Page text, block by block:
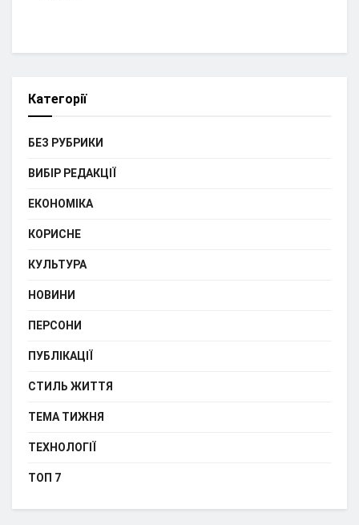
Категорії
БЕЗ РУБРИКИ
ВИБІР РЕДАКЦІЇ
ЕКОНОМІКА
КОРИСНЕ
КУЛЬТУРА
НОВИНИ
ПЕРСОНИ
ПУБЛІКАЦІЇ
СТИЛЬ ЖИТТЯ
ТЕМА ТИЖНЯ
ТЕХНОЛОГІЇ
ТОП 7